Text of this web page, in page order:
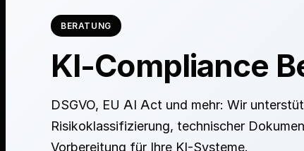
BERATUNG
KI-Compliance
DSGVO, EU AI Act und mehr: Wir
Risikoklassifizierung, technischer
Vorbereitung für Ihre KI-Systeme.